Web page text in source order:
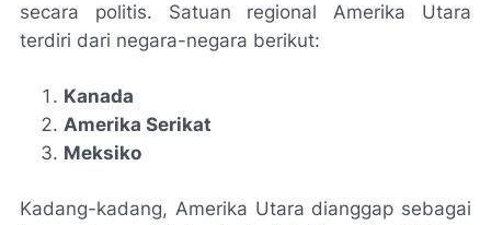
secara politis. Satuan regional Amerika Utara
terdiri dari negara-negara berikut:
Kanada
Amerika Serikat
Meksiko
Kadang-kadang, Amerika Utara dianggap sebagai